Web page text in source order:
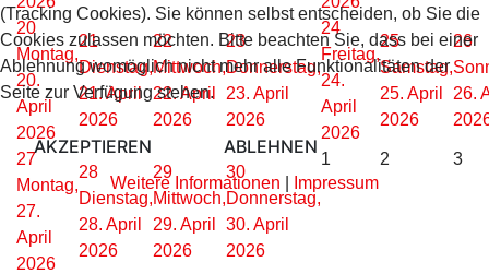
20
Montag,
20.
April
2026
21
Dienstag,
21. April
2026
22
Mittwoch,
22. April
2026
23
Donnerstag,
23. April
2026
24
Freitag,
24.
April
2026
25
Samstag,
25. April
2026
26
26.
27
Montag,
27.
April
2026
28
Dienstag,
28. April
2026
29
Mittwoch,
29. April
2026
30
Donnerstag,
30. April
2026
1 2 3
(Tracking Cookies). Sie können selbst entscheiden, ob Sie die
Cookies zulassen möchten. Bitte beachten Sie, dass bei einer
Ablehnung womöglich nicht mehr alle Funktionalitäten der
Seite zur Verfügung stehen.
AKZEPTIEREN ABLEHNEN
Weitere Informationen Impressum